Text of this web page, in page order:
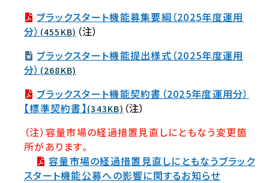
ブラックスタート機能募集要綱（2025年度運用
分） (455KB) （注）
ブラックスタート機能提出様式（2025年度運用
分） (268KB)
ブラックスタート機能契約書（2025年度運用分）
【標準契約書】 (343KB) （注）
（注）容量市場の経過措置見直しにともなう変更箇
所があります。
容量市場の経過措置見直しにともなうブラック
スタート機能公募への影響に関するお知らせ